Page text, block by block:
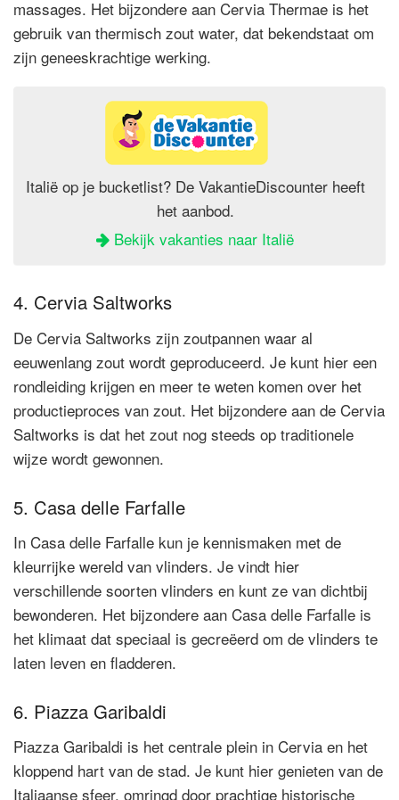
massages. Het bijzondere aan Cervia Thermae is het
gebruik van thermisch zout water, dat bekendstaat om
zijn geneeskrachtige werking.
Italië op je bucketlist? De VakantieDiscounter heeft
het aanbod.
Bekijk vakanties naar Italië
4. Cervia Saltworks
De Cervia Saltworks zijn zoutpannen waar al
eeuwenlang zout wordt geproduceerd. Je kunt hier een
rondleiding krijgen en meer te weten komen over het
productieproces van zout. Het bijzondere aan de Cervia
Saltworks is dat het zout nog steeds op traditionele
wijze wordt gewonnen.
5. Casa delle Farfalle
In Casa delle Farfalle kun je kennismaken met de
kleurrijke wereld van vlinders. Je vindt hier
verschillende soorten vlinders en kunt ze van dichtbij
bewonderen. Het bijzondere aan Casa delle Farfalle is
het klimaat dat speciaal is gecreëerd om de vlinders te
laten leven en fladderen.
6. Piazza Garibaldi
Piazza Garibaldi is het centrale plein in Cervia en het
kloppend hart van de stad. Je kunt hier genieten van de
Italiaanse sfeer, omringd door prachtige historische